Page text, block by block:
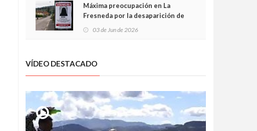
Máxima preocupación en La
Fresneda por la desaparición de
03 de Jun de 2026
VÍDEO DESTACADO